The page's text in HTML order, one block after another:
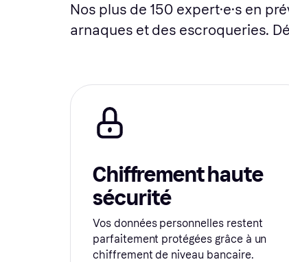
Nos plus de 150 expert·e·s en
arnaques et des escroqueries.
Chiffrement haute
sécurité
Vos données personnelles restent
parfaitement protégées grâce à un
chiffrement de niveau bancaire.